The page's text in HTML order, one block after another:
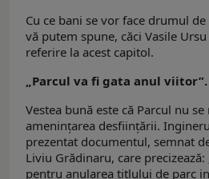
Cu ce bani se vor face drumul
vă putem spune, căci Vasile
referire la acest capitol.
„Parcul va fi gata anul viitor”.
Vestea bună este că Parcul nu
ameninţarea desfiinţării.
prezentat documentul, semnat
Liviu Grădinaru, care
pentru anularea titlului de parc